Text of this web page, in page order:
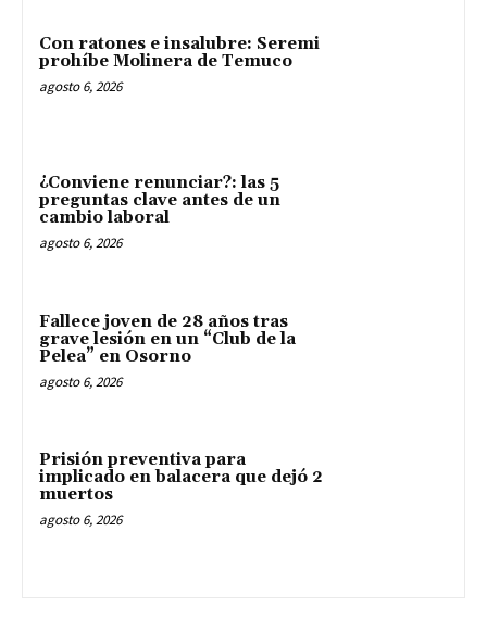
Con ratones e insalubre: Seremi
prohíbe Molinera de Temuco
agosto 6, 2026
¿Conviene renunciar?: las 5
preguntas clave antes de un
cambio laboral
agosto 6, 2026
Fallece joven de 28 años tras
grave lesión en un “Club de la
Pelea” en Osorno
agosto 6, 2026
Prisión preventiva para
implicado en balacera que dejó 2
muertos
agosto 6, 2026